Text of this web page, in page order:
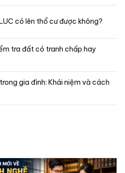
có lên thổ cư được không?
tra đất có tranh chấp hay
gia đình: Khái niệm và cách